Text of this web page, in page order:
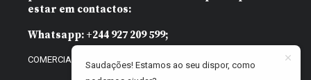
estar em contactos:
Whatsapp: +244 927 209 599;
COMERCIAL@DIARIOINDEPENDENTE.INFO
Saudações! Estamos ao seu dispor, como